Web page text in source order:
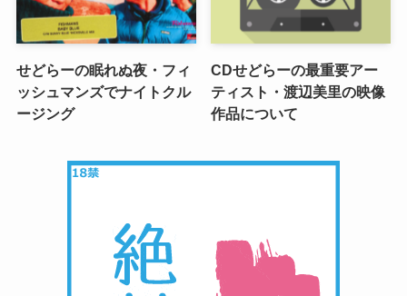
せどらーの眠れぬ夜・フィ
ッシュマンズでナイトクル
ージング
CDせどらーの最重要アー
ティスト・渡辺美里の映像
作品について